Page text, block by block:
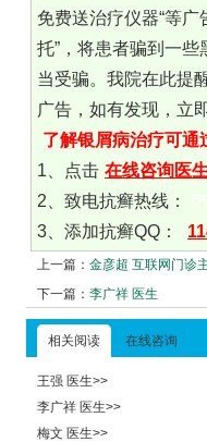
免费送治疗仪器“等广
托”，将患者骗到一
当受骗。我院在此提
广告，如有发现，立
了解银屑病治疗可通
1、点击 在线咨询医生
2、致电抗癣热线：
3、添加抗癣QQ：
上一篇： 金彦超 互联网门诊
下一篇： 李广祥 医生
相关阅读 在线咨询
王强 医生>>
李广祥 医生>>
梅文 医生>>